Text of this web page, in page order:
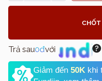
CHỐT
Trả sau0đvới
Giảm đến 50K khi